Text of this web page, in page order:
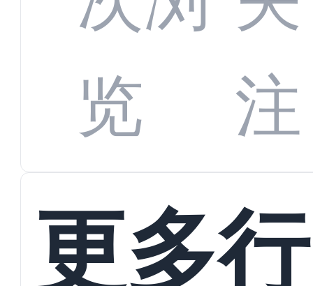
数字化
蜕变
数据对
接
览
注
更多行